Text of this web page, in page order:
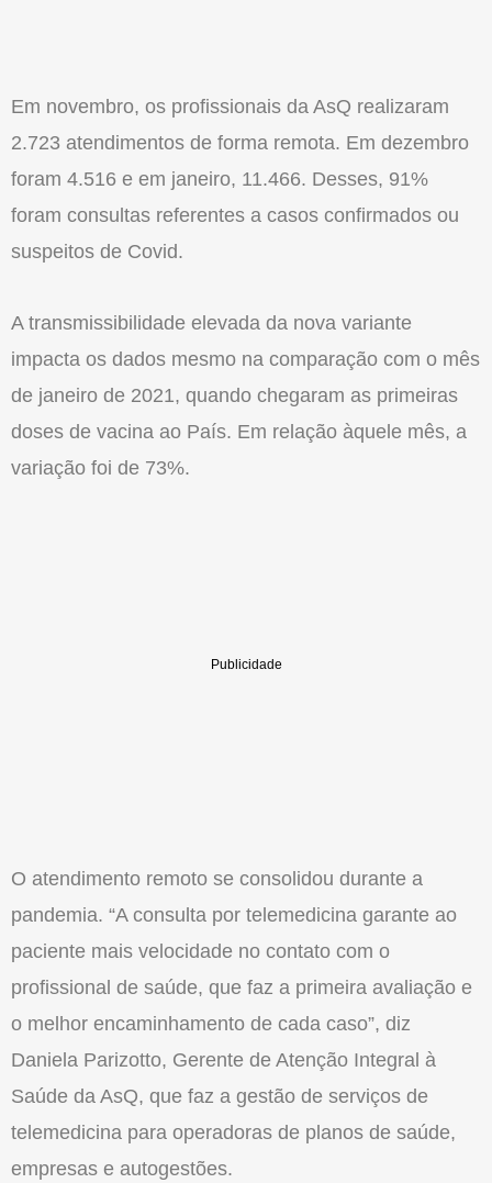
Em novembro, os profissionais da AsQ realizaram
2.723 atendimentos de forma remota. Em dezembro
foram 4.516 e em janeiro, 11.466. Desses, 91%
foram consultas referentes a casos confirmados ou
suspeitos de Covid.
A transmissibilidade elevada da nova variante
impacta os dados mesmo na comparação com o mês
de janeiro de 2021, quando chegaram as primeiras
doses de vacina ao País. Em relação àquele mês, a
variação foi de 73%.
O atendimento remoto se consolidou durante a
pandemia. “A consulta por telemedicina garante ao
paciente mais velocidade no contato com o
profissional de saúde, que faz a primeira avaliação e
o melhor encaminhamento de cada caso”, diz
Daniela Parizotto, Gerente de Atenção Integral à
Saúde da AsQ, que faz a gestão de serviços de
telemedicina para operadoras de planos de saúde,
empresas e autogestões.